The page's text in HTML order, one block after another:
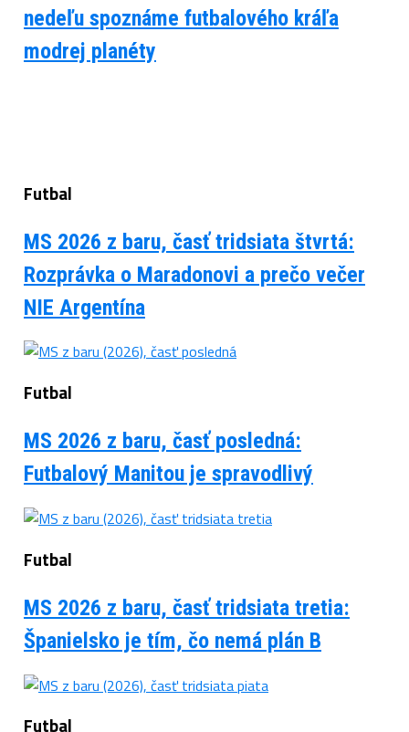
nedeľu spoznáme futbalového kráľa
modrej planéty
Futbal
MS 2026 z baru, časť tridsiata štvrtá:
Rozprávka o Maradonovi a prečo večer
NIE Argentína
Futbal
MS 2026 z baru, časť posledná:
Futbalový Manitou je spravodlivý
Futbal
MS 2026 z baru, časť tridsiata tretia:
Španielsko je tím, čo nemá plán B
Futbal